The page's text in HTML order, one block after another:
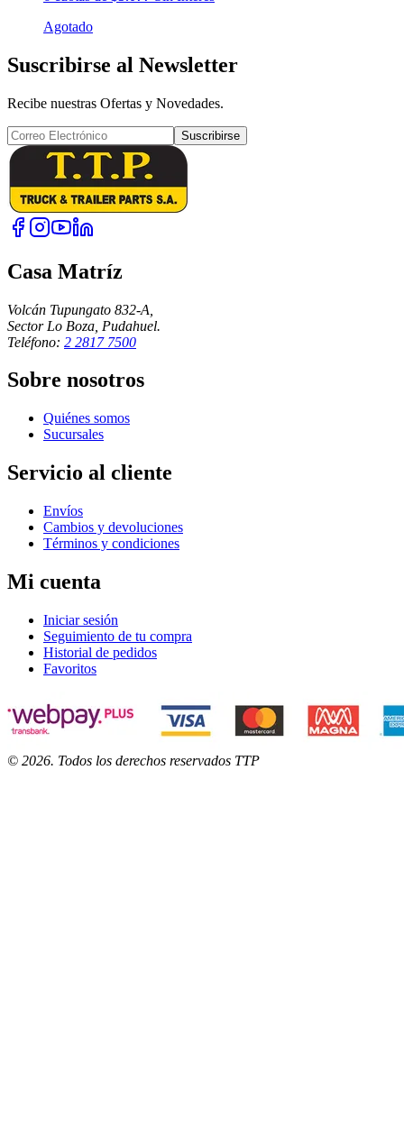
Agotado
Suscribirse al Newsletter
Recibe nuestras Ofertas y Novedades.
Suscribirse
Casa Matríz
Volcán Tupungato 832-A,
Sector Lo Boza, Pudahuel.
Teléfono: 2 2817 7500
Sobre nosotros
Quiénes somos
Sucursales
Servicio al cliente
Envíos
Cambios y devoluciones
Términos y condiciones
Mi cuenta
Iniciar sesión
Seguimiento de tu compra
Historial de pedidos
Favoritos
© 2026. Todos los derechos reservados TTP